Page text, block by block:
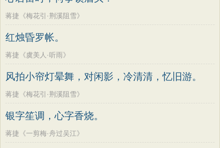
蒋捷《梅花引·荆溪阻雪》
红烛昏罗帐。
蒋捷《虞美人·听雨》
风拍小帘灯晕舞，对闲影，冷清清，忆旧游。
蒋捷《梅花引·荆溪阻雪》
银字笙调，心字香烧。
蒋捷《一剪梅·舟过吴江》